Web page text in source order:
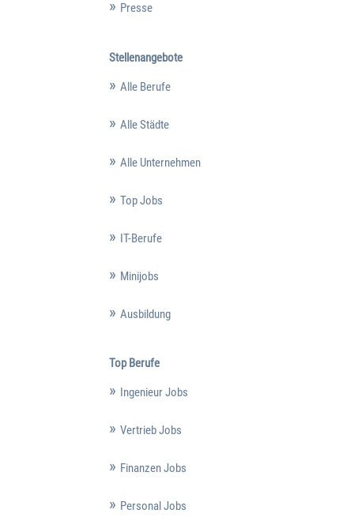
Presse
Stellenangebote
Alle Berufe
Alle Städte
Alle Unternehmen
Top Jobs
IT-Berufe
Minijobs
Ausbildung
Top Berufe
Ingenieur Jobs
Vertrieb Jobs
Finanzen Jobs
Personal Jobs